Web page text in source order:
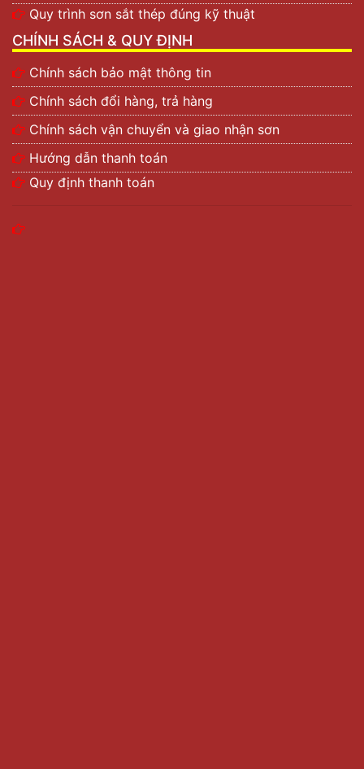
Quy trình sơn sắt thép đúng kỹ thuật
CHÍNH SÁCH & QUY ĐỊNH
Chính sách bảo mật thông tin
Chính sách đổi hàng, trả hàng
Chính sách vận chuyển và giao nhận sơn
Hướng dẫn thanh toán
Quy định thanh toán